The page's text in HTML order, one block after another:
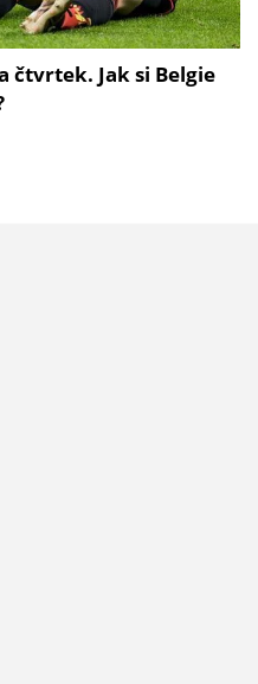
čtvrtek. Jak si Belgie